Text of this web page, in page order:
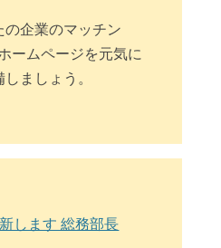
の企業のマッチン
ームページを元気に
ましょう。